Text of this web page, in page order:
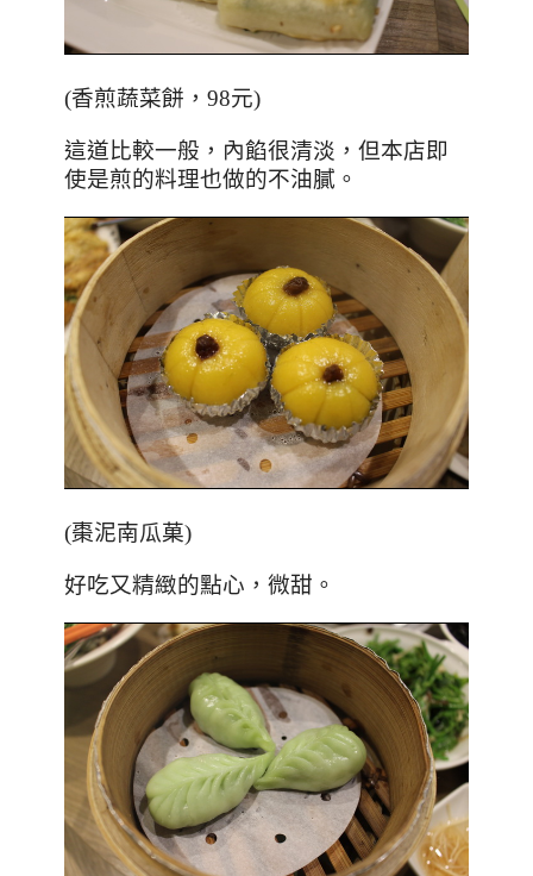
(香煎蔬菜餅，98元)
這道比較一般，內餡很清淡，但本店即
使是煎的料理也做的不油膩。
(棗泥南瓜菓)
好吃又精緻的點心，微甜。